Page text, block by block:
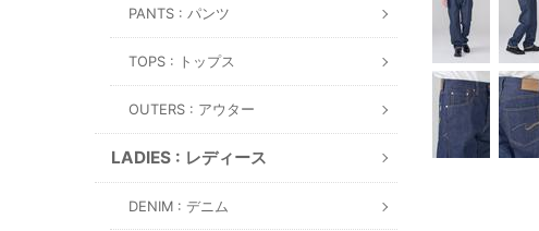
PANTS : パンツ
TOPS : トップス
OUTERS : アウター
LADIES : レディース
DENIM : デニム